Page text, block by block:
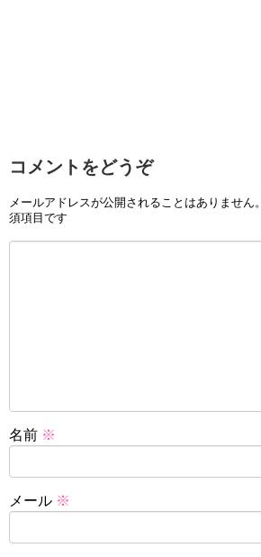
コメントをどうぞ
メールアドレスが公開されることはありません。
須項目です
名前 ※
メール ※